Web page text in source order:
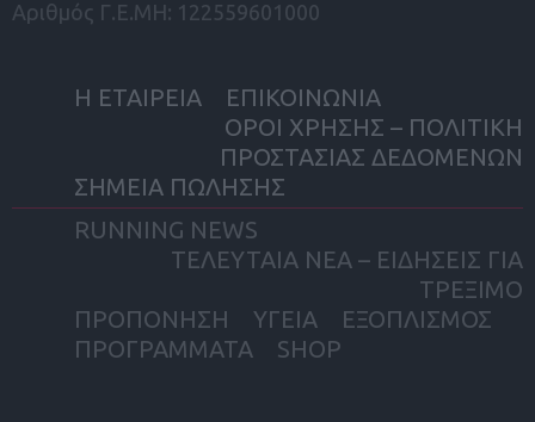
Αριθμός Γ.Ε.ΜΗ: 122559601000
Η ΕΤΑΙΡΕΙΑ
ΕΠΙΚΟΙΝΩΝΙΑ
ΟΡΟΙ ΧΡΗΣΗΣ – ΠΟΛΙΤΙΚΗ
ΠΡΟΣΤΑΣΙΑΣ ΔΕΔΟΜΕΝΩΝ
ΣΗΜΕΙΑ ΠΩΛΗΣΗΣ
RUNNING NEWS
ΤΕΛΕΥΤΑΙΑ ΝΕΑ – ΕΙΔΗΣΕΙΣ ΓΙΑ
ΤΡΕΞΙΜΟ
ΠΡΟΠΟΝΗΣΗ
ΥΓΕΙΑ
ΕΞΟΠΛΙΣΜΟΣ
ΠΡΟΓΡΑΜΜΑΤΑ
SHOP